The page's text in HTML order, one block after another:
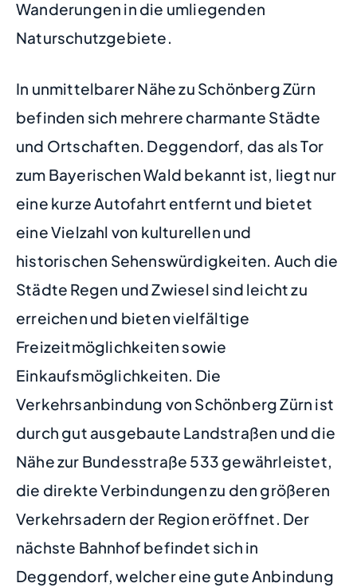
Wanderungen in die umliegenden
Naturschutzgebiete.
In unmittelbarer Nähe zu Schönberg Zürn
befinden sich mehrere charmante Städte
und Ortschaften. Deggendorf, das als Tor
zum Bayerischen Wald bekannt ist, liegt nur
eine kurze Autofahrt entfernt und bietet
eine Vielzahl von kulturellen und
historischen Sehenswürdigkeiten. Auch die
Städte Regen und Zwiesel sind leicht zu
erreichen und bieten vielfältige
Freizeitmöglichkeiten sowie
Einkaufsmöglichkeiten. Die
Verkehrsanbindung von Schönberg Zürn ist
durch gut ausgebaute Landstraßen und die
Nähe zur Bundesstraße 533 gewährleistet,
die direkte Verbindungen zu den größeren
Verkehrsadern der Region eröffnet. Der
nächste Bahnhof befindet sich in
Deggendorf, welcher eine gute Anbindung